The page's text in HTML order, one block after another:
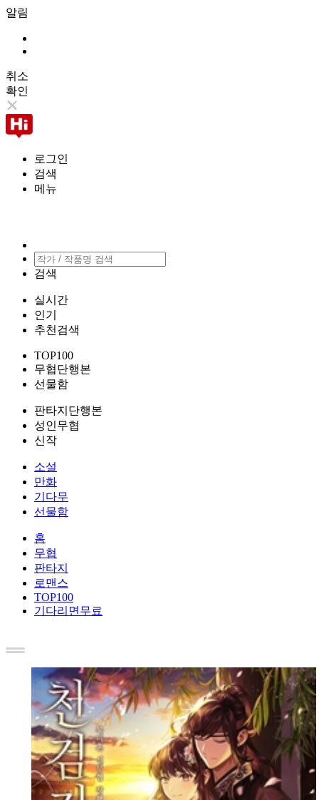
알림
취소
확인
로그인
검색
메뉴
검색
실시간
인기
추천검색
TOP100
무협단행본
선물함
판타지단행본
성인무협
신작
소설
만화
기다무
선물함
홈
무협
판타지
로맨스
TOP100
기다리면무료